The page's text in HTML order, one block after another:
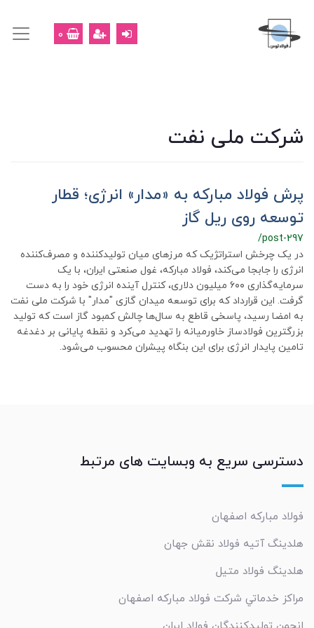
0
شرکت ملی نفت
پرش فولاد مبارکه به «مدار» انرژی؛ قطار
توسعه روی ریل گاز
/post-297
در یک چرخش استراتژیک که مرزهای میان تولیدکننده و مصرف‌کننده
انرژی را جابجا می‌کند، فولاد مبارکه، غول صنعتی ایران، با یک
سرمایه‌گذاری ۶۰۰ میلیون دلاری، کنترل آینده انرژی خود را به دست
گرفت. این قرارداد که برای توسعه میدان گازی "مدار" با شرکت ملی نفت
به امضا رسید، پاسخی قاطع به سال‌ها چالش کمبود گاز است که تولید
بزرگترین فولادساز خاورمیانه را تهدید می‌کرد و نقطه پایانی بر دغدغه
تامین پایدار انرژی برای این بنگاه پیشران محسوب می‌شود.
دسترسی سریع به وبسایت های مرتبط
فولاد مبارکه اصفهان
هلدینگ آتیه فولاد نقش جهان
هلدینگ فولاد متیل
مراکز خدماتي شرکت فولاد مبارکه اصفهان